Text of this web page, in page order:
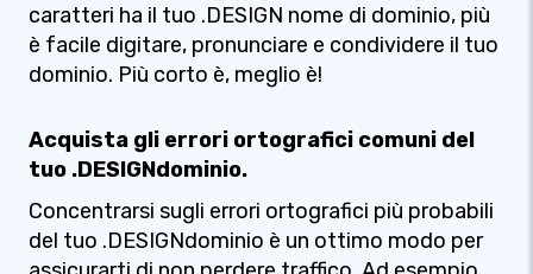
caratteri ha il tuo .DESIGN nome di dominio, più
è facile digitare, pronunciare e condividere il tuo
dominio. Più corto è, meglio è!
Acquista gli errori ortografici comuni del
tuo .DESIGNdominio.
Concentrarsi sugli errori ortografici più probabili
del tuo .DESIGNdominio è un ottimo modo per